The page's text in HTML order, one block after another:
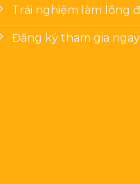
Trải nghiệm làm lồng
Đăng ký tham gia ngay